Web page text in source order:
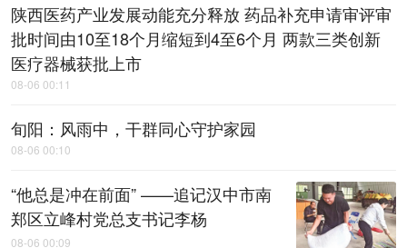
陕西医药产业发展动能充分释放 药品补充申请审评审
批时间由10至18个月缩短到4至6个月 两款三类创新
医疗器械获批上市
08-06 00:11
旬阳：风雨中，​干群同心守护家园
08-06 00:10
“他总是冲在前面” ——追记汉中市南
郑区立峰村党总支书记李杨
08-06 00:09